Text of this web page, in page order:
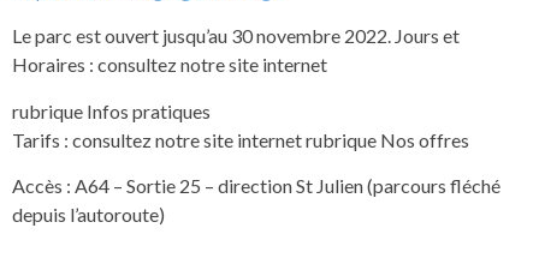
Le parc est ouvert jusqu’au 30 novembre 2022. Jours et
Horaires : consultez notre site internet
rubrique Infos pratiques
Tarifs : consultez notre site internet rubrique Nos offres
Accès : A64 – Sortie 25 – direction St Julien (parcours fléché
depuis l’autoroute)